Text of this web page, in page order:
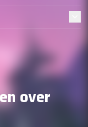
over